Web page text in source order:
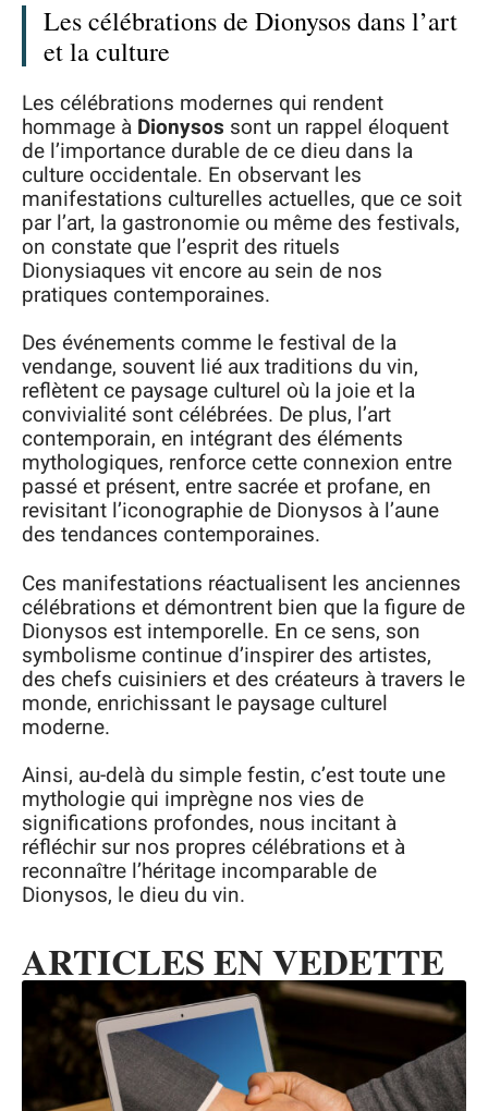
Les célébrations de Dionysos dans l’art
et la culture
Les célébrations modernes qui rendent
hommage à Dionysos sont un rappel éloquent
de l’importance durable de ce dieu dans la
culture occidentale. En observant les
manifestations culturelles actuelles, que ce soit
par l’art, la gastronomie ou même des festivals,
on constate que l’esprit des rituels
Dionysiaques vit encore au sein de nos
pratiques contemporaines.
Des événements comme le festival de la
vendange, souvent lié aux traditions du vin,
reflètent ce paysage culturel où la joie et la
convivialité sont célébrées. De plus, l’art
contemporain, en intégrant des éléments
mythologiques, renforce cette connexion entre
passé et présent, entre sacrée et profane, en
revisitant l’iconographie de Dionysos à l’aune
des tendances contemporaines.
Ces manifestations réactualisent les anciennes
célébrations et démontrent bien que la figure de
Dionysos est intemporelle. En ce sens, son
symbolisme continue d’inspirer des artistes,
des chefs cuisiniers et des créateurs à travers le
monde, enrichissant le paysage culturel
moderne.
Ainsi, au-delà du simple festin, c’est toute une
mythologie qui imprègne nos vies de
significations profondes, nous incitant à
réfléchir sur nos propres célébrations et à
reconnaître l’héritage incomparable de
Dionysos, le dieu du vin.
ARTICLES EN VEDETTE